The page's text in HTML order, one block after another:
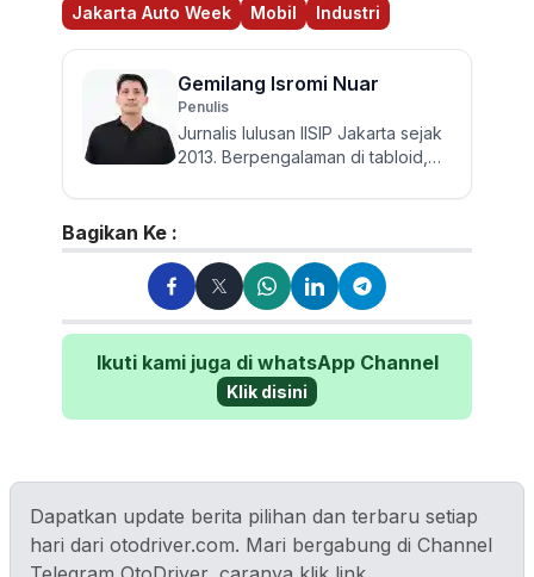
Jakarta Auto Week Mobil Industri
Gemilang Isromi Nuar
Penulis
Jurnalis lulusan IISIP Jakarta sejak
2013. Berpengalaman di tabloid,
kini di Otorider. T...
Bagikan Ke :
Ikuti kami juga di whatsApp Channel
Klik disini
Dapatkan update berita pilihan dan terbaru setiap
hari dari otodriver.com. Mari bergabung di Channel